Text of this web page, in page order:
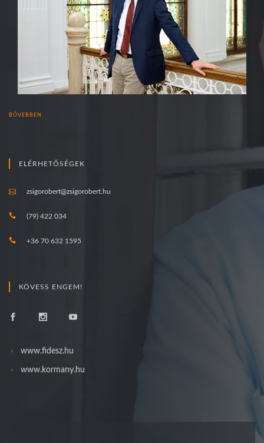
BŐVEBBEN
ELÉRHETŐSÉGEK
zsigorobert@zsigorobert.hu
(79) 422 034
+36 70 632 1595
KÖVESS ENGEM!
www.fidesz.hu
www.kormany.hu